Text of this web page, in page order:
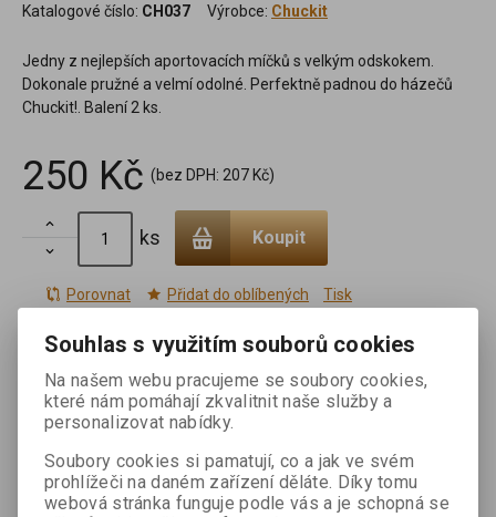
Katalogové číslo: CH037 Výrobce: Chuckit
Jedny z nejlepších aportovacích míčků s velkým odskokem.
Dokonale pružné a velmí odolné. Perfektně padnou do házečů
Chuckit!. Balení 2 ks.
250 Kč (bez DPH: 207 Kč)


ks Koupit
Porovnat Přidat do oblíbených Tisk
Míčky Ultra Ball Small 5 cm - 2 na kartě
Souhlas s využitím souborů cookies
Na našem webu pracujeme se soubory cookies,
které nám pomáhají zkvalitnit naše služby a
personalizovat nabídky.
Soubory cookies si pamatují, co a jak ve svém
prohlížeči na daném zařízení děláte. Díky tomu
webová stránka funguje podle vás a je schopná se